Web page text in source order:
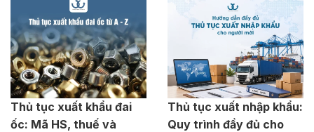
Thủ tục xuất khẩu đai
ốc: Mã HS, thuế và
Thủ tục xuất nhập khẩu:
Quy trình đầy đủ cho